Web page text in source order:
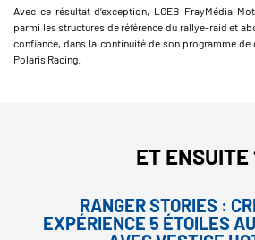
Avec ce résultat d’exception, LOEB FrayMédia
parmi les structures de référence du rallye-raid et
confiance, dans la continuité de son programme
Polaris Racing.
ET ENSUITE
RANGER STORIES :
EXPÉRIENCE 5 ÉTOILES